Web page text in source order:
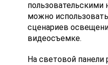
пользовательскими
можно
сценариев
видеосъемке.
На световой